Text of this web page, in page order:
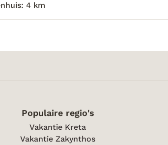
4 km
Populaire regio's
Vakantie Kreta
Vakantie Zakynthos